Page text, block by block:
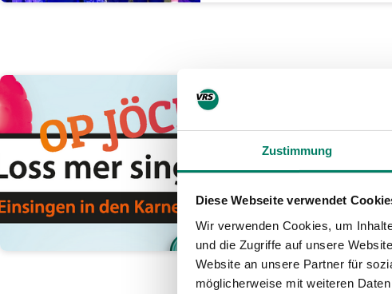
Zustimmung
Diese Webseite verwendet
Wir verwenden Cookies, um
und die Zugriffe auf unsere
Website an unsere Partner für
möglicherweise mit weiteren
12.01.2026
„Loss mer singe op
„Druckluft“ räumt ab
Band lässt in Bonn „Kasalla“
hinter sich
WEITERLESEN